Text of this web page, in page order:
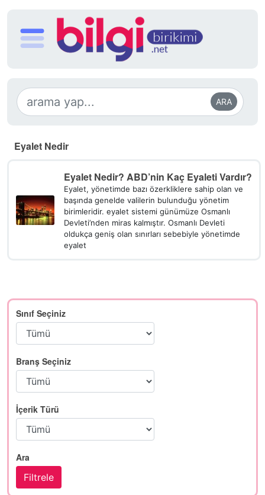
ARA
Eyalet Nedir
Eyalet Nedir? ABD’nin Kaç Eyaleti Vardır?
Eyalet, yönetimde bazı özerkliklere sahip olan ve
başında genelde valilerin bulunduğu yönetim
birimleridir. eyalet sistemi günümüze Osmanlı
Devleti’nden miras kalmıştır. Osmanlı Devleti
oldukça geniş olan sınırları sebebiyle yönetimde
eyalet
Sınıf Seçiniz
Branş Seçiniz
İçerik Türü
Ara